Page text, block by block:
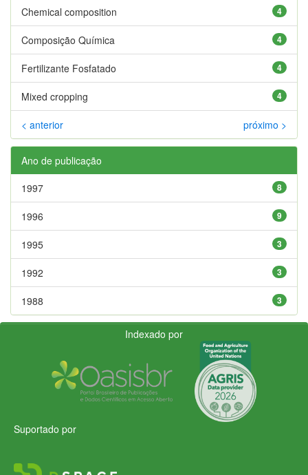
4
Chemical composition
4
Composição Química
4
Fertilizante Fosfatado
4
Mixed cropping
< anterior próximo >
Ano de publicação
8
1997
9
1996
3
1995
3
1992
3
1988
Indexado por
Suportado por